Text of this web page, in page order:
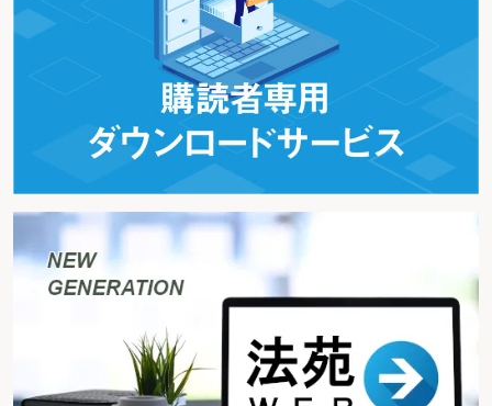
帰属するとした報酬は、Xではなく、関連法人Yに帰属する収入であ
ることを理由として所得税等の更正の請求を行ったのに対し、原処
分庁が、報酬についてはXに帰属する収入であるとしつつ、法人Yに
対する同額の外注費を認め、他方で、Xには同報酬以外に法人Yから
の簿外の外注費収入（本件簿外報酬：事業所得と認定）が認められ
るなどとして、更正をすべき理由がない旨の各通知処分を行ったも
Xは、本件簿外報酬は給与であって事業所得の収入金額に算入す
べきではないとして、原処分の全部の取消しを求めた（
照）。